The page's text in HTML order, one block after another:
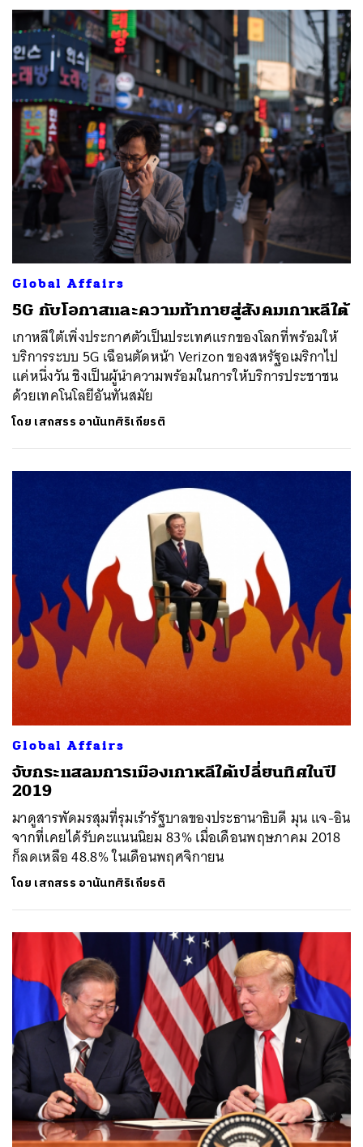
Global Affairs
5G กับโอกาสและความท้าทายสู่สังคมเกาหลีใต้
เกาหลีใต้เพิ่งประกาศตัวเป็นประเทศแรกของโลกที่พร้อมให้
บริการระบบ 5G เฉือนตัดหน้า Verizon ของสหรัฐอเมริกาไป
แค่หนึ่งวัน ชิงเป็นผู้นำความพร้อมในการให้บริการประชาชน
ด้วยเทคโนโลยีอันทันสมัย
โดย เสกสรร อานันทศิริเกียรติ
Global Affairs
จับกระแสลมการเมืองเกาหลีใต้เปลี่ยนทิศในปี
2019
มาดูสารพัดมรสุมที่รุมเร้ารัฐบาลของประธานาธิบดี มุน แจ-อิน
จากที่เคยได้รับคะแนนนิยม 83% เมื่อเดือนพฤษภาคม 2018
ก็ลดเหลือ 48.8% ในเดือนพฤศจิกายน
โดย เสกสรร อานันทศิริเกียรติ